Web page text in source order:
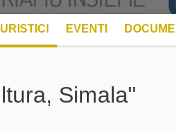
EVENTI
Simala"